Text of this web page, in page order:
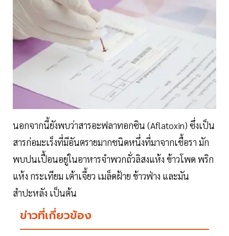
นอกจากนี้ยังพบว่าสารอะฟลาทอกซิน (Aflatoxin) ซึ่งเป็น
สารก่อมะเร็งที่มีอันตรายมากชนิดหนึ่งที่มาจากเชื้อรา มัก
พบปนเปื้อนอยู่ในอาหารจำพวกถั่วลิสงแห้ง ข้าวโพด พริก
แห้ง กระเทียม เต้าเจี้ยว เมล็ดฝ้าย ข้าวฟ่าง และมัน
สำปะหลัง เป็นต้น
ข่าวที่เกี่ยวข้อง